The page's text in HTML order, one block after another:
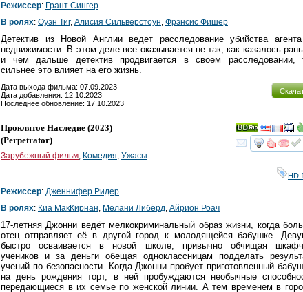
Режиссер: Грант Сингер
В ролях: Оуэн Тиг, Алисия Сильверстоун, Фрэнсис Фишер
Детектив из Новой Англии ведет расследование убийства
недвижимости. В этом деле все оказывается не так, как казалось
и чем дальше детектив продвигается в своем расследовании,
сильнее это влияет на его жизнь.
Дата выхода фильма: 07.09.2023
Дата добавления: 12.10.2023
Последнее обновление: 17.10.2023
Проклятое Наследие (2023)
(Perpetrator)
Зарубежный фильм, Комедия, Ужасы
HD
Режиссер: Дженнифер Ридер
В ролях: Киа МакКирнан, Мелани Либёрд, Айрион Роач
17-летняя Джонни ведёт мелкокриминальный образ жизни, когда
отец отправляет её в другой город к молодящейся бабушке.
быстро осваивается в новой школе, привычно обчищая
учеников и за деньги обещая одноклассницам подделать
учений по безопасности. Когда Джонни пробует приготовленный
на день рождения торт, в ней пробуждаются необычные
передающиеся в их семье по женской линии. А тем временем в